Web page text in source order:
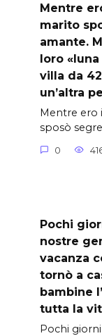
Mentre
marito
amante.
loro
villa da
un’altra
Mentre ero
sposò
0
Pochi
nostre
vacanza
tornò a
bambine
tutta la
Pochi